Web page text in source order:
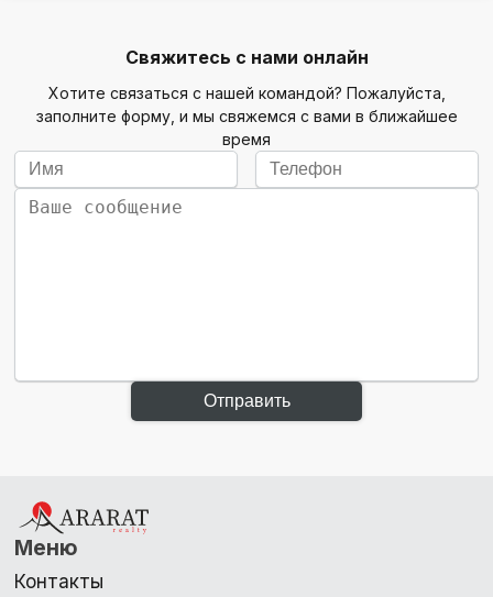
Свяжитесь с нами онлайн
Хотите связаться с нашей командой? Пожалуйста,
заполните форму, и мы свяжемся с вами в ближайшее
время
Отправить
Меню
Контакты